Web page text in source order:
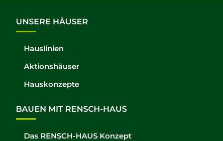
UNSERE HÄUSER
Hauslinien
Aktionshäuser
Hauskonzepte
BAUEN MIT RENSCH-HAUS
Das RENSCH-HAUS Konzept